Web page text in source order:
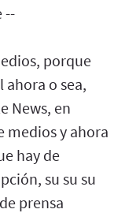
--
porque
ahora o sea,
News, en
medios y ahora
hay de
su su su
prensa